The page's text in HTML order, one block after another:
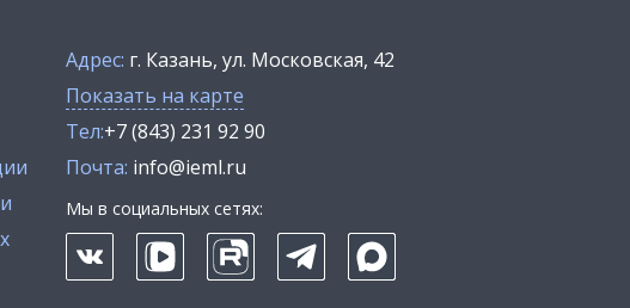
Адрес: г. Казань, ул. Московская, 42
Показать на карте
Тел:+7 (843) 231 92 90
Почта: info@ieml.ru
Мы в социальных сетях: